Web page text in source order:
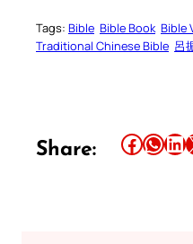
Tags: Bible Bible Book Bible
Traditional Chinese Bible 呂
Share: Share this article on Facebook Share this article on WhatsApp Share this article on LinkedIn Share